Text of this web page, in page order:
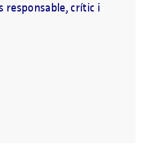
responsable, crític i